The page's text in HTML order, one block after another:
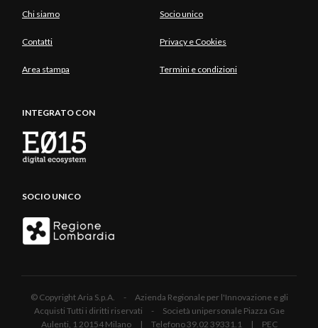
Chi siamo Socio unico
Contatti Privacy e Cookies
Area stampa Termini e condizioni
INTEGRATO CON
SOCIO UNICO
© Copyright Aria S.p.A. - Azienda Regionale per l'Innovazione e gli
Acquisti Tutti i diritti riservati - Società unipersonale Piazza Gae
Aulenti, 1 20154 Milano | Telefono 39.02 39331.1 | PEC